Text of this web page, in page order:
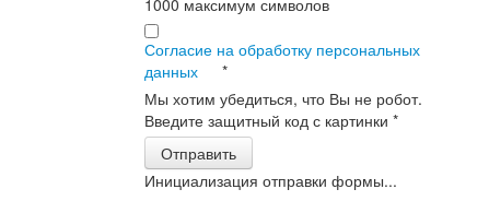
1000 максимум символов
Согласие на обработку персональных
данных
*
Мы хотим убедиться, что Вы не робот.
Введите защитный код с картинки*
Отправить
Инициализация отправки формы...